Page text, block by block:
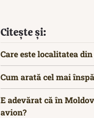
Citește și:
Care este localitatea
Cum arată cel mai
E adevărat că în
avion?